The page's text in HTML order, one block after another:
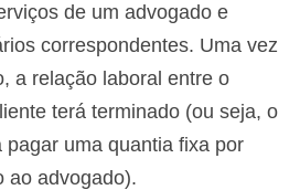
de um advogado e
correspondentes. Uma vez
a relação laboral entre o
terá terminado (ou seja, o
uma quantia fixa por
ao advogado).